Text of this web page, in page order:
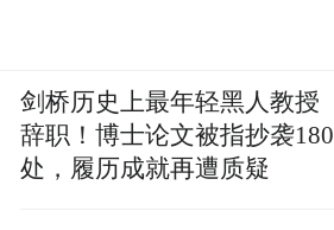
剑桥历史上最年轻黑人教授
辞职！博士论文被指抄袭180
处，履历成就再遭质疑